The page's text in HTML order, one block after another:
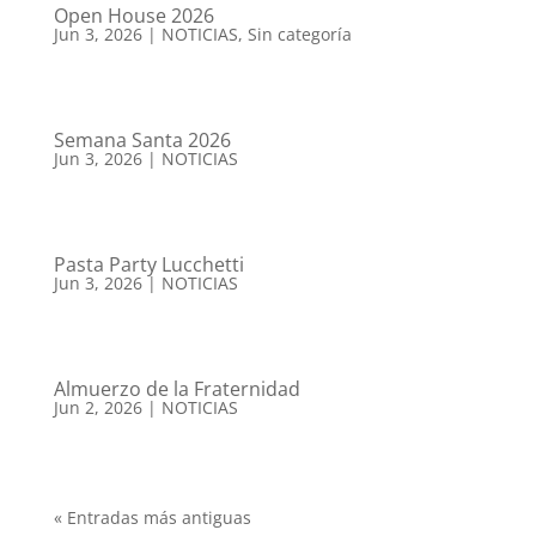
Open House 2026
Jun 3, 2026| NOTICIAS, Sin categoría
Semana Santa 2026
Jun 3, 2026| NOTICIAS
Pasta Party Lucchetti
Jun 3, 2026| NOTICIAS
Almuerzo de la Fraternidad
Jun 2, 2026| NOTICIAS
« Entradas más antiguas